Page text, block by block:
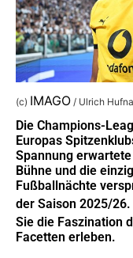
(c) IMAGO / Ulrich
Die Champions-
Europas
Spannung
Bühne und die
Fußballnächte
der Saison 2025/
Sie die Faszination
Facetten erleben.